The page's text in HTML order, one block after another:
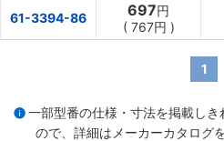
61-3394-86 697円
( 767円 )
1
一部型番の仕様・寸法を掲載し
ので、詳細は メーカーカタログ